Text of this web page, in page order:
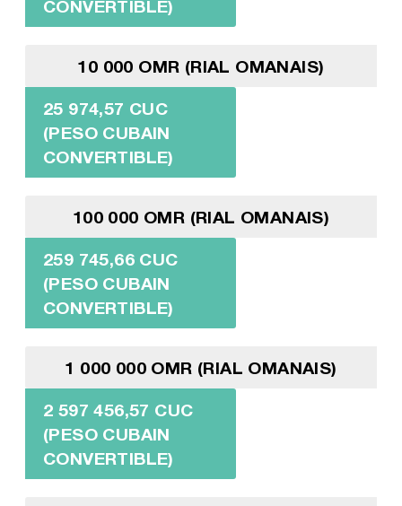
CONVERTIBLE)
10 000 OMR (RIAL OMANAIS)
25 974,57 CUC
(PESO CUBAIN
CONVERTIBLE)
100 000 OMR (RIAL OMANAIS)
259 745,66 CUC
(PESO CUBAIN
CONVERTIBLE)
1 000 000 OMR (RIAL OMANAIS)
2 597 456,57 CUC
(PESO CUBAIN
CONVERTIBLE)